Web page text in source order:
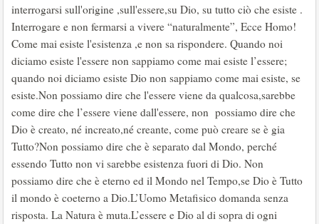
interrogarsi sull'origine ,sull'essere,su Dio, su tutto ciò che esiste .
Interrogare e non fermarsi a vivere “naturalmente”, Ecce Homo!
Come mai esiste l'esistenza ,e non sa rispondere. Quando noi
diciamo esiste l'essere non sappiamo come mai esiste l’essere;
quando noi diciamo esiste Dio non sappiamo come mai esiste, se
esiste.Non possiamo dire che l'essere viene da qualcosa,sarebbe
come dire che l’essere viene dall'essere, non possiamo dire che
Dio è creato, né increato,né creante, come può creare se è gia
Tutto?Non possiamo dire che è separato dal Mondo, perché
essendo Tutto non vi sarebbe esistenza fuori di Dio. Non
possiamo dire che è eterno ed il Mondo nel Tempo,se Dio è Tutto
il mondo è coeterno a Dio.L’Uomo Metafisico domanda senza
risposta. La Natura è muta.L’essere e Dio al di sopra di ogni